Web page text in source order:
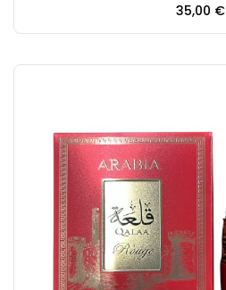
Precio
35,00 €